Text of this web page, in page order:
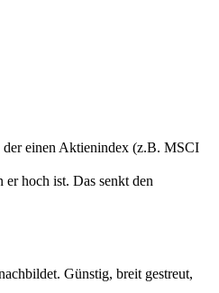
einen Aktienindex (z.B. MSCI
hoch ist. Das senkt den
Günstig, breit gestreut,